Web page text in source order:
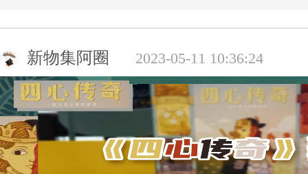
新物集阿圈 2023-05-11 10:36:24